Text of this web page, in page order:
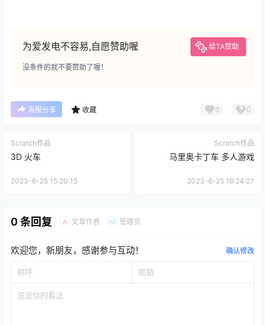
为爱发电不容易,自愿赞助喔 给TA赞助
没条件的就不要赞助了喔！
海报分享 收藏 0 0
Scratch作品
3D 火车
2023-6-25 15:20:15
Scratch作品
马里奥卡丁车 多人游戏
2023-6-25 16:24:27
0 条回复 A 文章作者 M 管理员
欢迎您，新朋友，感谢参与互动！ 确认修改